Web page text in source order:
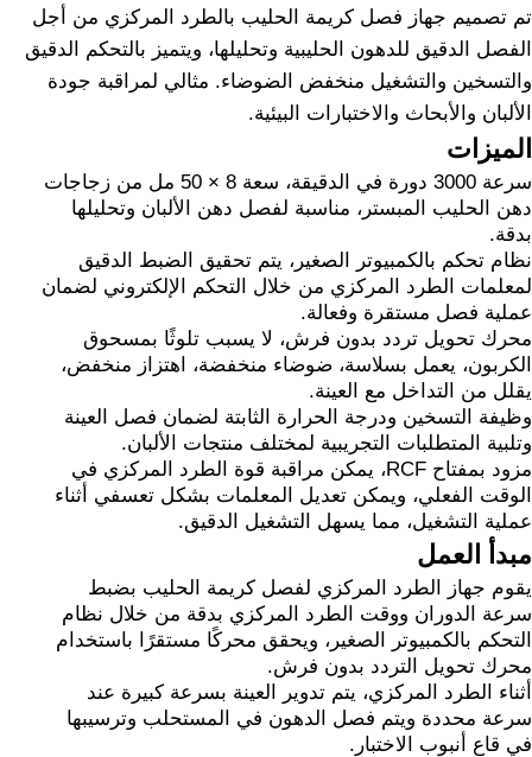
تم تصميم جهاز فصل كريمة الحليب بالطرد المركزي من أجل
الفصل الدقيق للدهون الحليبية وتحليلها، ويتميز بالتحكم الدقيق
والتسخين والتشغيل منخفض الضوضاء. مثالي لمراقبة جودة
الألبان والأبحاث والاختبارات البيئية.
الميزات
سرعة 3000 دورة في الدقيقة، سعة 8 × 50 مل من زجاجات
دهن الحليب المبستر، مناسبة لفصل دهن الألبان وتحليلها
بدقة.
نظام تحكم بالكمبيوتر الصغير، يتم تحقيق الضبط الدقيق
لمعلمات الطرد المركزي من خلال التحكم الإلكتروني لضمان
عملية فصل مستقرة وفعالة.
محرك تحويل تردد بدون فرش، لا يسبب تلوثًا بمسحوق
الكربون، يعمل بسلاسة، ضوضاء منخفضة، اهتزاز منخفض،
يقلل من التداخل مع العينة.
وظيفة التسخين ودرجة الحرارة الثابتة لضمان فصل العينة
وتلبية المتطلبات التجريبية لمختلف منتجات الألبان.
مزود بمفتاح RCF، يمكن مراقبة قوة الطرد المركزي في
الوقت الفعلي، ويمكن تعديل المعلمات بشكل تعسفي أثناء
عملية التشغيل، مما يسهل التشغيل الدقيق.
مبدأ العمل
يقوم جهاز الطرد المركزي لفصل كريمة الحليب بضبط
سرعة الدوران ووقت الطرد المركزي بدقة من خلال نظام
التحكم بالكمبيوتر الصغير، ويحقق محركًا مستقرًا باستخدام
محرك تحويل التردد بدون فرش.
أثناء الطرد المركزي، يتم تدوير العينة بسرعة كبيرة عند
سرعة محددة ويتم فصل الدهون في المستحلب وترسيبها
في قاع أنبوب الاختبار.